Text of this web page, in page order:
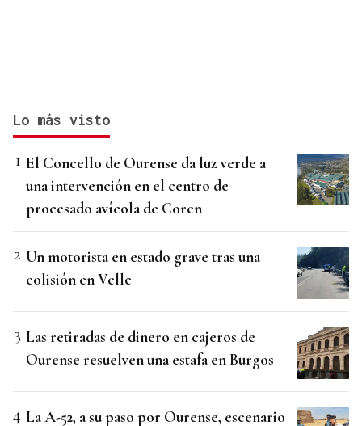
Lo más visto
El Concello de Ourense da luz verde a
una intervención en el centro de
procesado avícola de Coren
Un motorista en estado grave tras una
colisión en Velle
Las retiradas de dinero en cajeros de
Ourense resuelven una estafa en Burgos
La A-52, a su paso por Ourense, escenario